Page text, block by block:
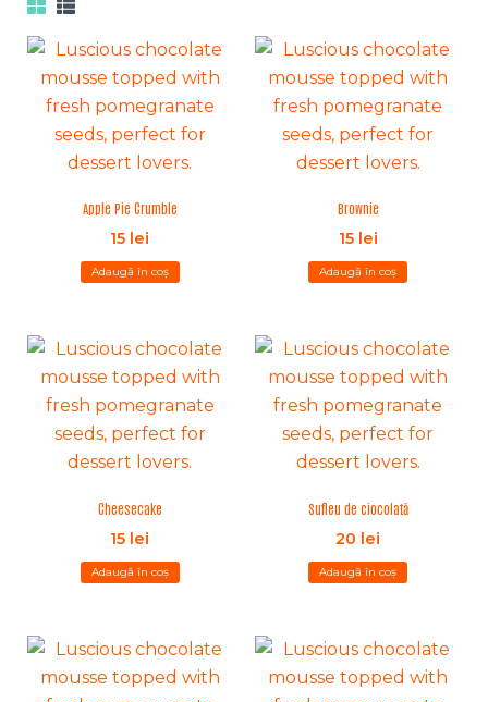
Apple Pie Crumble
15 lei
Adaugă în coș
Brownie
15 lei
Adaugă în coș
Cheesecake
15 lei
Adaugă în coș
Sufleu de ciocolată
20 lei
Adaugă în coș